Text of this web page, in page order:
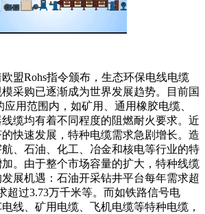
盟Rohs指令颁布，生态环保电线电缆
采购已逐渐成为世界发展趋势。目前国
用范围内，如矿用、通用橡胶电缆、
缆均有着不同程度的阻燃耐火要求。近
快速发展，特种电缆需求急剧增长。造
、石油、化工、冶金和核电等行业的特
。由于整个市场容量的扩大，特种线缆
展机遇：石油开采钻井平台每年需求超
超过3.73万千米等。而如铁路信号电
线、矿用电缆、飞机电缆等特种电缆，